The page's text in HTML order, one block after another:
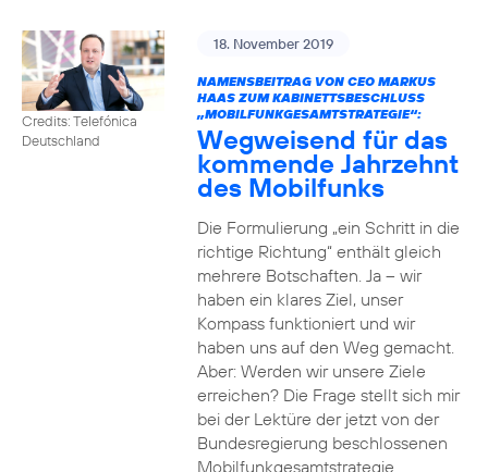
Credits: Telefónica
Deutschland
18. November 2019
NAMENSBEITRAG VON CEO MARKUS
HAAS ZUM KABINETTSBESCHLUSS
„MOBILFUNKGESAMTSTRATEGIE“:
Wegweisend für das
kommende Jahrzehnt
des Mobilfunks
Die Formulierung „ein Schritt in die
richtige Richtung“ enthält gleich
mehrere Botschaften. Ja – wir
haben ein klares Ziel, unser
Kompass funktioniert und wir
haben uns auf den Weg gemacht.
Aber: Werden wir unsere Ziele
erreichen? Die Frage stellt sich mir
bei der Lektüre der jetzt von der
Bundesregierung beschlossenen
Mobilfunkgesamtstrategie.